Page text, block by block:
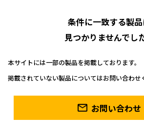
条件に一致する製
見つかりませんでし
本サイトには一部の製品を掲載しております。
掲載されていない製品についてはお問い合わせ
お問い合わせ